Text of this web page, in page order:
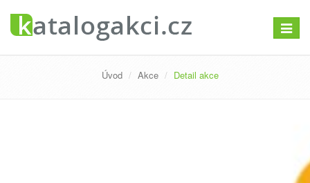
Úvod Akce Detail akce